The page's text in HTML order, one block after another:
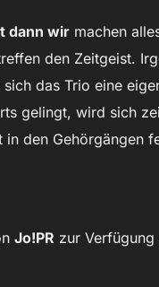
dann wir machen
den Zeitgeist.
das Trio eine
gelingt, wird sich
den Gehörgängen
Jo!PR zur Verfügung